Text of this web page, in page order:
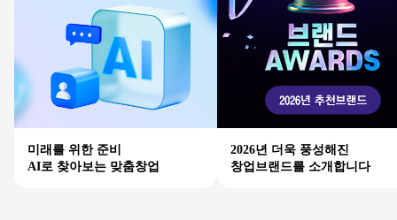
미래를 위한 준비
AI로 찾아보는 맞춤창업
2026년 더욱 풍성해진
창업브랜드를 소개합니다